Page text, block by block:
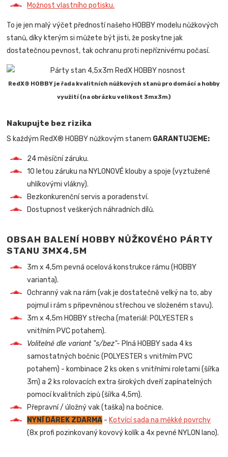
Možnost vlastního potisku.
To je jen malý výčet předností našeho HOBBY modelu nůžkových
stanů, díky kterým si můžete být jisti, že poskytne jak
dostatečnou pevnost, tak ochranu proti nepříznivému počasí.
RedX® HOBBY je řada kvalitních nůžkových stanů pro domácí a hobby
využití (na obrázku velikost 3mx3m)
Nakupujte bez rizika
S každým RedX® HOBBY nůžkovým stanem GARANTUJEME:
24 měsíční záruku.
10 letou záruku na NYLONOVÉ klouby a spoje (vyztužené
uhlíkovými vlákny).
Bezkonkurenční servis a poradenství.
Dostupnost veškerých náhradních dílů.
OBSAH BALENÍ HOBBY NŮŽKOVÉHO PÁRTY
STANU 3MX4,5M
3m x 4,5m pevná ocelová konstrukce rámu (HOBBY
varianta).
Ochranný vak na rám (vak je dostatečně velký na to, aby
pojmul i rám s připevněnou střechou ve složeném stavu).
3m x 4,5m HOBBY střecha (materiál: POLYESTER s
vnitřním PVC potahem).
Volitelně dle variant "s/bez"- Plná HOBBY sada 4 ks
samostatných bočnic (POLYESTER s vnitřním PVC
potahem) - kombinace 2 ks oken s vnitřními roletami (šířka
3m) a 2 ks rolovacích extra širokých dveří zapínatelných
pomocí kvalitních zipů (šířka 4,5m).
Přepravní / úložný vak (taška) na bočnice.
NYNÍ DÁREK ZDARMA - Kotvící sada na měkké povrchy
(8x profi pozinkovaný kovový kolík a 4x pevné NYLON lano).